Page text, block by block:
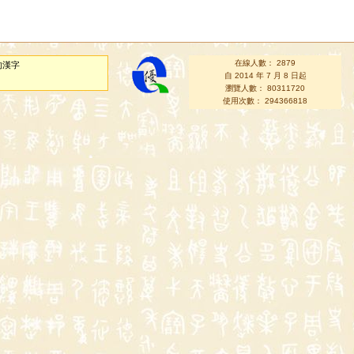
漢字
在線人數： 2879
自 2014 年 7 月 8 日起
瀏覽人數： 80311720
使用次數： 294366818